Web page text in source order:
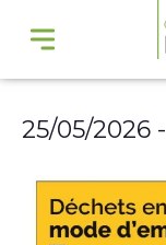
25/05/2026 -
date.